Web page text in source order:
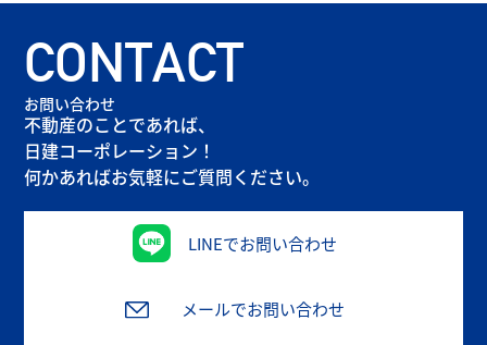
CONTACT
お問い合わせ
不動産のことであれば、
日建コーポレーション！
何かあればお気軽にご質問ください。
LINEでお問い合わせ
メールでお問い合わせ